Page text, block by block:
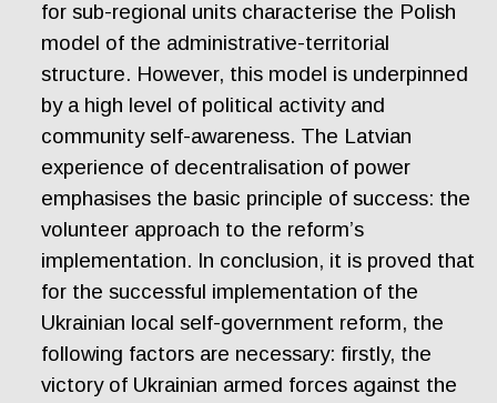
for sub-regional units characterise the Polish
model of the administrative-territorial
structure. However, this model is underpinned
by a high level of political activity and
community self-awareness. The Latvian
experience of decentralisation of power
emphasises the basic principle of success: the
volunteer approach to the reform’s
implementation. In conclusion, it is proved that
for the successful implementation of the
Ukrainian local self-government reform, the
following factors are necessary: firstly, the
victory of Ukrainian armed forces against the